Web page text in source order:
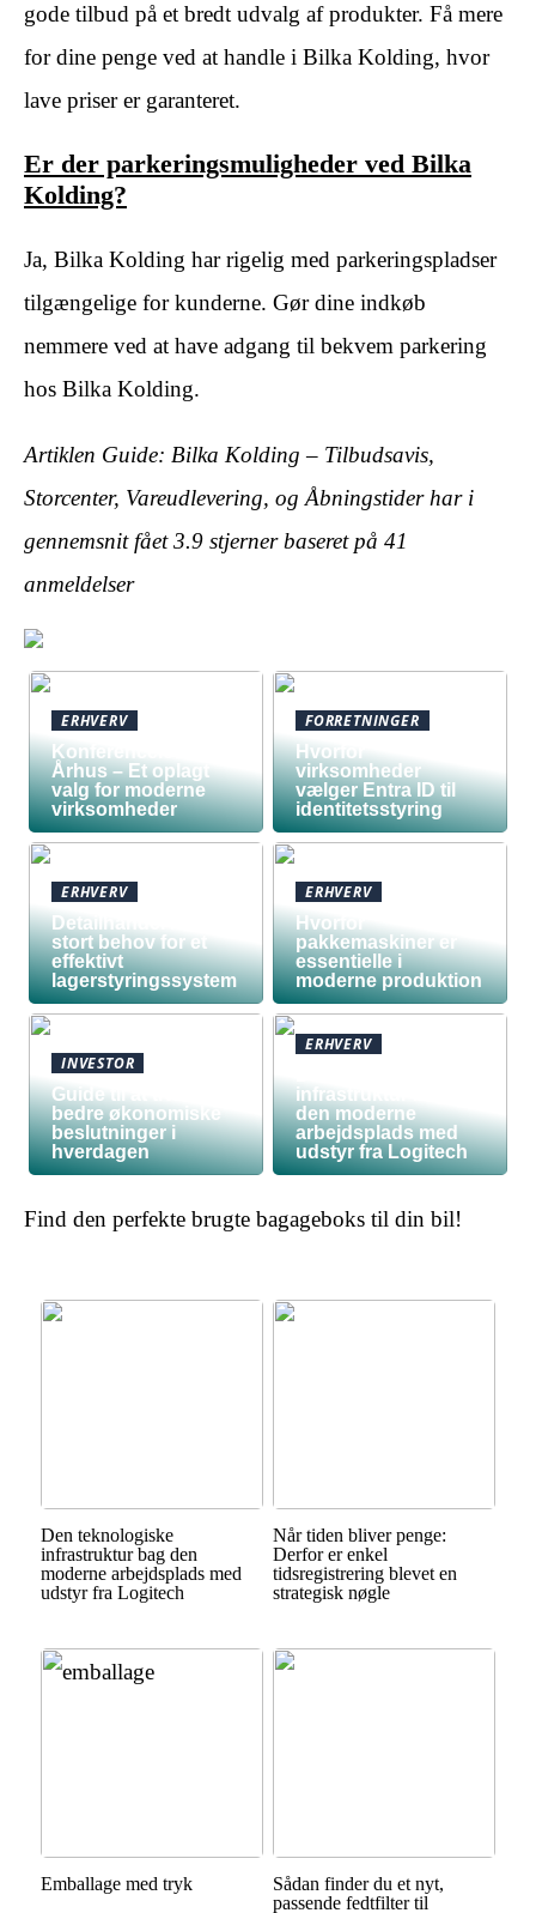
gode tilbud på et bredt udvalg af produkter. Få mere
for dine penge ved at handle i Bilka Kolding, hvor
lave priser er garanteret.
Er der parkeringsmuligheder ved Bilka
Kolding?
Ja, Bilka Kolding har rigelig med parkeringspladser
tilgængelige for kunderne. Gør dine indkøb
nemmere ved at have adgang til bekvem parkering
hos Bilka Kolding.
Artiklen Guide: Bilka Kolding – Tilbudsavis,
Storcenter, Vareudlevering, og Åbningstider har i
gennemsnit fået3.9 stjerner baseret på 41
anmeldelser
ERHVERV
Konferencelokaler
Århus – Et oplagt
valg for moderne
virksomheder
FORRETNINGER
Hvorfor
virksomheder
vælger Entra ID til
identitetsstyring
ERHVERV
Detailhandel har
stort behov for et
effektivt
lagerstyringssystem
ERHVERV
Hvorfor
pakkemaskiner er
essentielle i
moderne produktion
INVESTOR
Guide til at træffe
bedre økonomiske
beslutninger i
hverdagen
ERHVERV
infrastruktur bag
den moderne
arbejdsplads med
udstyr fra Logitech
Find den perfekte brugte bagageboks til din bil!
Den teknologiske
infrastruktur bag den
moderne arbejdsplads med
udstyr fra Logitech
Når tiden bliver penge:
Derfor er enkel
tidsregistrering blevet en
strategisk nøgle
Emballage med tryk
Sådan finder du et nyt,
passende fedtfilter til